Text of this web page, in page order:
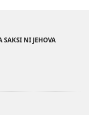
SAKSI NI JEHOVA